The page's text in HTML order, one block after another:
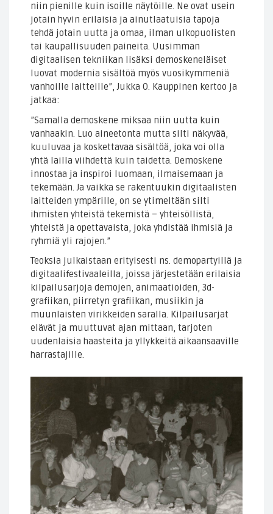
niin pienille kuin isoille näytöille. Ne ovat usein
jotain hyvin erilaisia ja ainutlaatuisia tapoja
tehdä jotain uutta ja omaa, ilman ulkopuolisten
tai kaupallisuuden paineita. Uusimman
digitaalisen tekniikan lisäksi demoskeneläiset
luovat modernia sisältöä myös vuosikymmeniä
vanhoille laitteille”, Jukka O. Kauppinen kertoo ja
jatkaa:
”Samalla demoskene miksaa niin uutta kuin
vanhaakin. Luo aineetonta mutta silti näkyvää,
kuuluvaa ja koskettavaa sisältöä, joka voi olla
yhtä lailla viihdettä kuin taidetta. Demoskene
innostaa ja inspiroi luomaan, ilmaisemaan ja
tekemään. Ja vaikka se rakentuukin digitaalisten
laitteiden ympärille, on se ytimeltään silti
ihmisten yhteistä tekemistä – yhteisöllistä,
yhteistä ja opettavaista, joka yhdistää ihmisiä ja
ryhmiä yli rajojen.”
Teoksia julkaistaan erityisesti ns. demopartyillä ja
digitaalifestivaaleilla, joissa järjestetään erilaisia
kilpailusarjoja demojen, animaatioiden, 3d-
grafiikan, piirretyn grafiikan, musiikin ja
muunlaisten virikkeiden saralla. Kilpailusarjat
elävät ja muuttuvat ajan mittaan, tarjoten
uudenlaisia haasteita ja yllykkeitä aikaansaaville
harrastajille.